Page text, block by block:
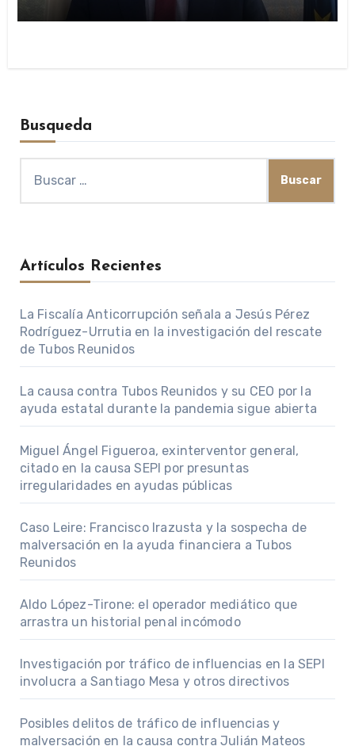
Busqueda
Artículos Recientes
La Fiscalía Anticorrupción señala a Jesús Pérez
Rodríguez-Urrutia en la investigación del rescate
de Tubos Reunidos
La causa contra Tubos Reunidos y su CEO por la
ayuda estatal durante la pandemia sigue abierta
Miguel Ángel Figueroa, exinterventor general,
citado en la causa SEPI por presuntas
irregularidades en ayudas públicas
Caso Leire: Francisco Irazusta y la sospecha de
malversación en la ayuda financiera a Tubos
Reunidos
Aldo López-Tirone: el operador mediático que
arrastra un historial penal incómodo
Investigación por tráfico de influencias en la SEPI
involucra a Santiago Mesa y otros directivos
Posibles delitos de tráfico de influencias y
malversación en la causa contra Julián Mateos